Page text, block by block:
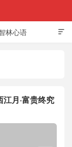

林心语
月·富贵终究